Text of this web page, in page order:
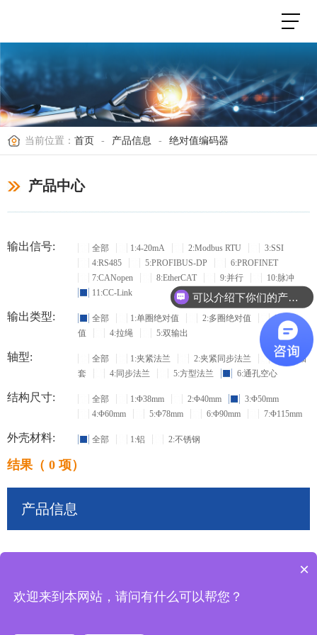
当前位置： 首页 - 产品信息 - 绝对值编码器
产品中心
输出信号: 全部 1:4-20mA 2:Modbus RTU
3:SSI
4:RS485
5:PROFIBUS-DP
6:PROFINET
7:CANopen
8:EtherCAT 9:并行
10:脉冲
11:CC-Link
输出类型: 全部 1:单圈绝对值 2:多圈绝对值
3:增量
值
4:拉绳 5:双输出
轴型: 全部 1:夹紧法兰 2:夹紧同步法兰
3:盲孔轴
套
4:同步法兰 5:方型法兰 6:通孔空心
结构尺寸: 全部 1:Φ38mm 2:Φ40mm
3:Φ50mm
4:Φ60mm
5:Φ78mm 6:Φ90mm 7:Φ115mm
外壳材料: 全部 1:铝 2:不锈钢
结果（ 0 项）
产品信息
可以介绍下你们的产品么？
×
欢迎来到本网站，请问有什么可以帮您？